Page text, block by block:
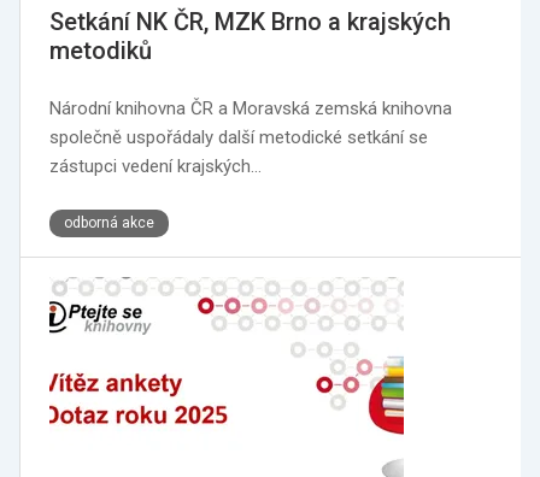
Setkání NK ČR, MZK Brno a krajských
metodiků
Národní knihovna ČR a Moravská zemská knihovna
společně uspořádaly další metodické setkání se
zástupci vedení krajských…
odborná akce